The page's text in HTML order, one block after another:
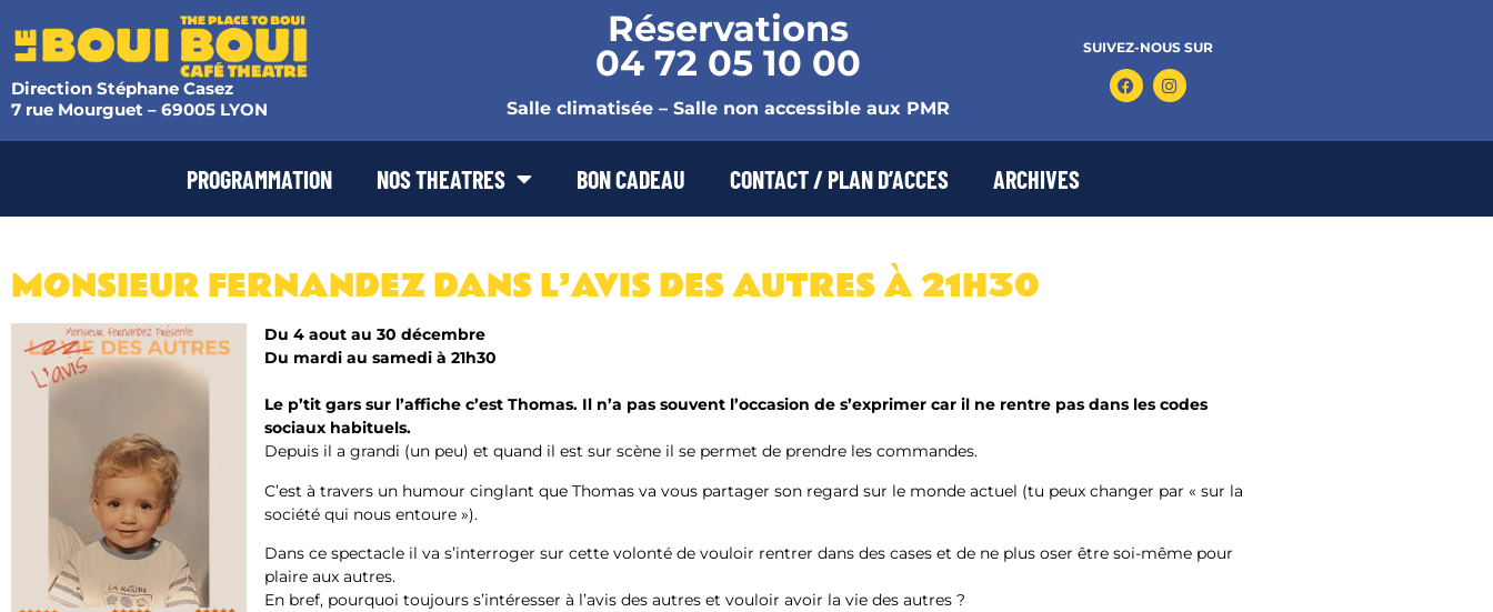
Direction Stéphane Casez
7 rue Mourguet – 69005 LYON
Réservations
04 72 05 10 00
Salle climatisée – Salle non accessible aux PMR
SUIVEZ-NOUS SUR
PROGRAMMATION NOS THEATRES BON CADEAU CONTACT / PLAN D’ACCES ARCHIVES
MONSIEUR FERNANDEZ DANS L’AVIS DES AUTRES À 21H30
Du 4 aout au 30 décembre
Du mardi au samedi à 21h30
Le p’tit gars sur l’affiche c’est Thomas. Il n’a pas souvent l’occasion de s’exprimer car il ne rentre pas dans les codes
sociaux habituels.
Depuis il a grandi (un peu) et quand il est sur scène il se permet de prendre les commandes.
C’est à travers un humour cinglant que Thomas va vous partager son regard sur le monde actuel (tu peux changer par « sur la
société qui nous entoure »).
Dans ce spectacle il va s’interroger sur cette volonté de vouloir rentrer dans des cases et de ne plus oser être soi-même pour
plaire aux autres.
En bref, pourquoi toujours s’intéresser à l’avis des autres et vouloir avoir la vie des autres ?